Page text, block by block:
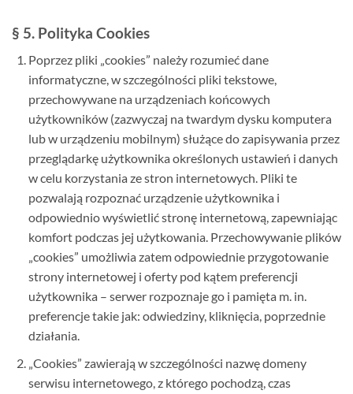
§ 5. Polityka Cookies
Poprzez pliki „cookies” należy rozumieć dane
informatyczne, w szczególności pliki tekstowe,
przechowywane na urządzeniach końcowych
użytkowników (zazwyczaj na twardym dysku komputera
lub w urządzeniu mobilnym) służące do zapisywania przez
przeglądarkę użytkownika określonych ustawień i danych
w celu korzystania ze stron internetowych. Pliki te
pozwalają rozpoznać urządzenie użytkownika i
odpowiednio wyświetlić stronę internetową, zapewniając
komfort podczas jej użytkowania. Przechowywanie plików
„cookies” umożliwia zatem odpowiednie przygotowanie
strony internetowej i oferty pod kątem preferencji
użytkownika – serwer rozpoznaje go i pamięta m. in.
preferencje takie jak: odwiedziny, kliknięcia, poprzednie
działania.
„Cookies” zawierają w szczególności nazwę domeny
serwisu internetowego, z którego pochodzą, czas